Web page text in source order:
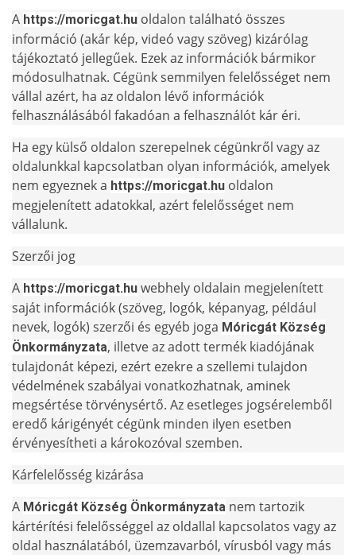
A https://moricgat.hu oldalon található összes
információ (akár kép, videó vagy szöveg) kizárólag
tájékoztató jellegűek. Ezek az információk bármikor
módosulhatnak. Cégünk semmilyen felelősséget nem
vállal azért, ha az oldalon lévő információk
felhasználásából fakadóan a felhasználót kár éri.
Ha egy külső oldalon szerepelnek cégünkről vagy az
oldalunkkal kapcsolatban olyan információk, amelyek
nem egyeznek a https://moricgat.hu oldalon
megjelenített adatokkal, azért felelősséget nem
vállalunk.
Szerzői jog
A https://moricgat.hu webhely oldalain megjelenített
saját információk (szöveg, logók, képanyag, például
nevek, logók) szerzői és egyéb joga Móricgát Község
Önkormányzata, illetve az adott termék kiadójának
tulajdonát képezi, ezért ezekre a szellemi tulajdon
védelmének szabályai vonatkozhatnak, aminek
megsértése törvénysértő. Az esetleges jogsérelemből
eredő kárigényét cégünk minden ilyen esetben
érvényesítheti a károkozóval szemben.
Kárfelelősség kizárása
A Móricgát Község Önkormányzata nem tartozik
kártérítési felelősséggel az oldallal kapcsolatos vagy az
oldal használatából, üzemzavarból, vírusból vagy más